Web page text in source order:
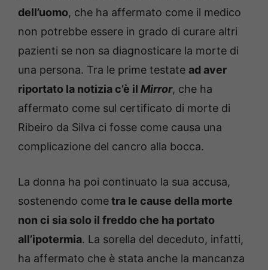
dell’uomo, che ha affermato come il medico
non potrebbe essere in grado di curare altri
pazienti se non sa diagnosticare la morte di
una persona. Tra le prime testate ad aver
riportato la notizia c’è il Mirror, che ha
affermato come sul certificato di morte di
Ribeiro da Silva ci fosse come causa una
complicazione del cancro alla bocca.
La donna ha poi continuato la sua accusa,
sostenendo cometra le cause della morte
non ci sia solo il freddo che ha portato
all’ipotermia. La sorella del deceduto, infatti,
ha affermato che è stata anche la mancanza